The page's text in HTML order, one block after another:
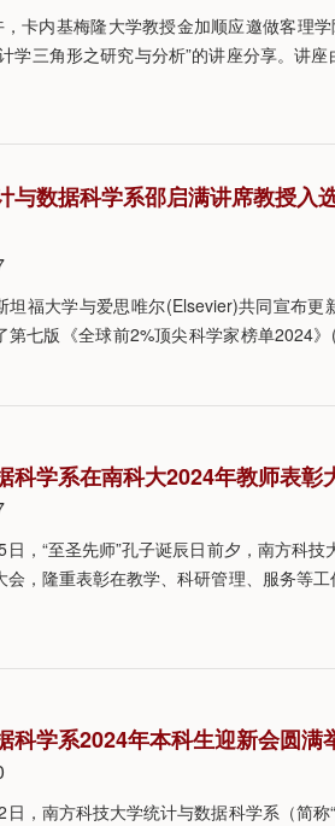
卡内基梅隆大学教授金加顺应邀做客理
学三角形之研究与分析”的讲座分享。讲
与数据科学系邵启满讲席教授入
坦福大学与爱思唯尔(Elsevier)共同宣布
第七版《全球前2%顶尖科学家榜单2024》
数据库的引用数据进行深入分析，利
科学系在南科大2024年教师表彰
，“至圣先师”孔子诞辰日前夕，南方科
会，隆重表彰在教学、科研管理、服务等
建设教育强国实现以中国式现代化全面
益友优秀研究生导师奖”，统计与数据科学
科学系2024年本科生迎新会圆满
，南方科技大学统计与数据科学系（简